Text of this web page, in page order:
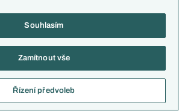
2:0
Souhlasím
Zamítnout vše
Řízení předvoleb